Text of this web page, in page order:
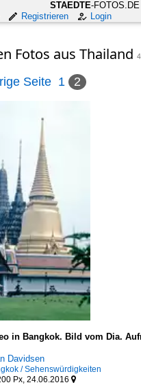
STAEDTE-FOTOS.DE
Registrieren Login
Fotos aus Thailand
Seite 1 2
in Bangkok. Bild vom Dia.
Davidsen
/ Sehenswürdigkeiten
Px, 24.06.2016 